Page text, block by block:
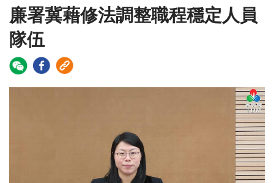
廉署冀藉修法調整職程穩定人員
隊伍